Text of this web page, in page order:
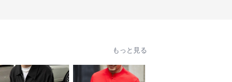
もっと見る